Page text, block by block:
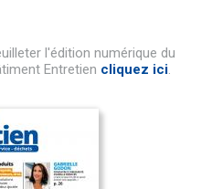
l'édition numérique du
Entretien cliquez ici.